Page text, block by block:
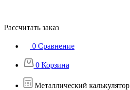
Рассчитать заказ
0 Сравнение
0 Корзина
Металлический калькулятор